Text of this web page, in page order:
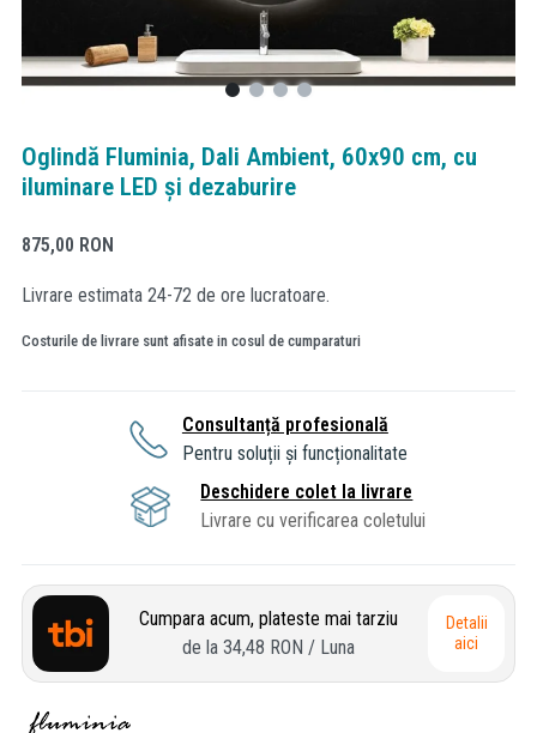
Oglindă Fluminia, Dali Ambient, 60x90 cm, cu
iluminare LED și dezaburire
875,00 RON
Livrare estimata 24-72 de ore lucratoare.
Costurile de livrare sunt afisate in cosul de cumparaturi
Consultanță profesională
Pentru soluții și funcționalitate
Deschidere colet la livrare
Livrare cu verificarea coletului
Cumpara acum, plateste mai tarziu
de la 34,48 RON / Luna
Detalii
aici